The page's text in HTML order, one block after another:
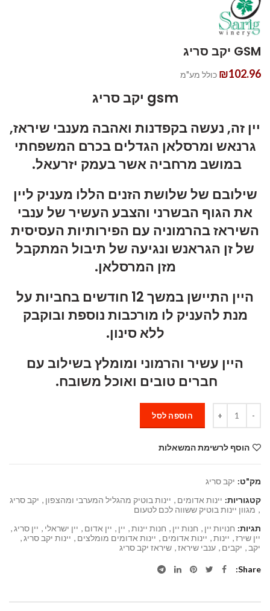
GSM יקב סריג
₪102.96 כולל מע"מ
gsm יקב סריג
יין זה, נעשה בקפדנות ואהבה מענבי שיראז,
גרנאש ומרסלאן הגדלים בכרם המשפחתי
במושב מרחביה אשר בעמק יזרעאל.
שילובם של שלושת הזנים הללו מעניק ליין
את הגוף הבשרני והצבע העשיר של ענבי
השיראז בהרמוניה עם הפירותיות העסיסית
של זן הגראנש ונגיעה של תיבול המתקבל
מזן המרסלאן.
היין התיישן במשך 12 חודשים בחביות על
מנת להעניק לו מורכבות נוספת ובוקבק
ללא סינון.
היין עשיר והרמוני ומומלץ בשילוב עם
חברים טובים ואוכל משובח.
הוספה לסל
הוסף לרשימת המשאלות
מק"ט: יקב סריג
קטגוריות: יינות אדומים , יינות בוטיק מהגליל המערבי ומהצפון , יקב סריג
, מגוון יינות בוטיק ששווה לכם לטעום
תגיות: חנויות יין , חנות יין , חנות יינות, יין , יין אדום , יין ישראלי , יין סריג,
יין שירז, יינות, יינות אדומים , יינות אדומים מומלצים , יינות יקב סריג,
יקב , יקבים , ענבי שיראז, שיראז יקב סריג
Share